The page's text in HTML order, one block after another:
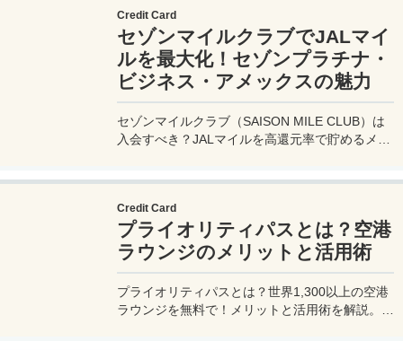
Credit Card
セゾンマイルクラブでJALマイ
ルを最大化！セゾンプラチナ・
ビジネス・アメックスの魅力
セゾンマイルクラブ（SAISON MILE CLUB）は
入会すべき？JALマイルを高還元率で貯めるメリ
Credit Card
プライオリティパスとは？空港
ラウンジのメリットと活用術
プライオリティパスとは？世界1,300以上の空港
ラウンジを無料で！メリットと活用術を解説。セ